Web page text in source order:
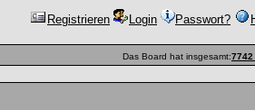
Registrieren Login Passwort?
Das Board hat insgesamt:7742